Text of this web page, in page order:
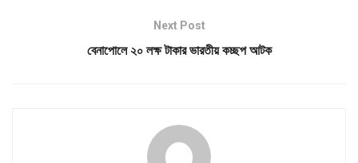
Next Post
বেনাপোলে ২০ লক্ষ টাকার ভারতীয় কচ্ছপ আটক